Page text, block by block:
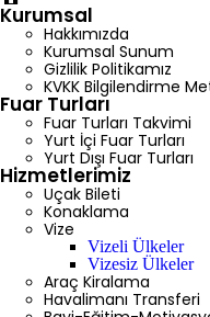
Sayfa
Kurumsal
Hakkımızda
Kurumsal Sunum
Gizlilik Politikamız
KVKK Bilgilendirme
Fuar Turları
Fuar Turları Takvimi
Yurt İçi Fuar Turları
Yurt Dışı Fuar Turları
Hizmetlerimiz
Uçak Bileti
Konaklama
Vize
Vizeli Ülkeler
Vizesiz Ülkeler
Araç Kiralama
Havalimanı Transferi